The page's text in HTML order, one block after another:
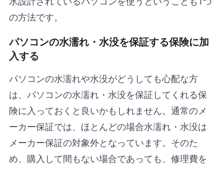
の方法です。
パソコンの水濡れ・水没を保証する保険に加
入する
パソコンの水濡れや水没がどうしても心配な方
は、パソコンの水濡れ・水没を保証してくれる保
険に入っておくと良いかもしれません。通常のメ
ーカー保証では、ほとんどの場合水濡れ・水没は
メーカー保証の対象外となっています。そのた
め、購入して間もない場合であっても、修理費を